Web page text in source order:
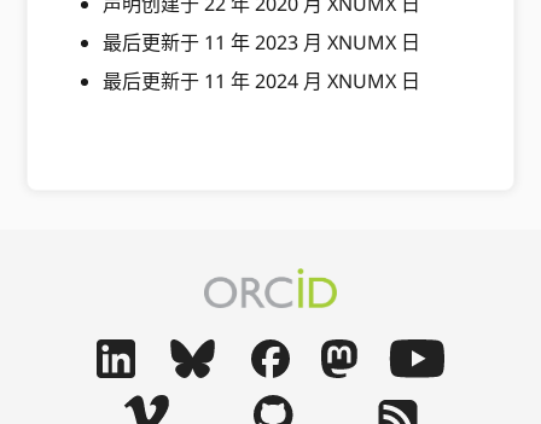
最后更新于 11 年 2023 月 XNUMX 日
最后更新于 11 年 2024 月 XNUMX 日